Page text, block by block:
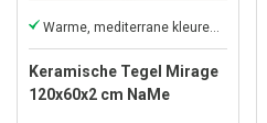
Keramische Tegel Mirage
120x60x2 cm NaMe